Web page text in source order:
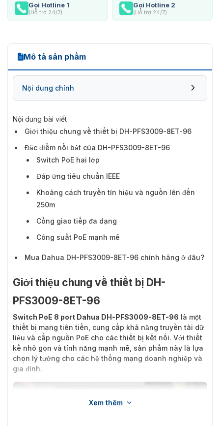
Gọi Hotline 1
(Hỗ trợ 24/7)
Gọi Hotline 2
(Hỗ trợ 24/7)
Mô tả sản phẩm
Nội dung chính
Đặc điểm nổi bật của DH-PFS3009-8ET-96
Nội dung bài viết
Giới thiệu chung về thiết bị DH-PFS3009-8ET-96
Đặc điểm nổi bật của DH-PFS3009-8ET-96
Switch PoE hai lớp
Đáp ứng tiêu chuẩn IEEE
Khoảng cách truyền tín hiệu và nguồn lên đến
250m
Cổng giao tiếp đa dạng
Công suất PoE mạnh mẽ
Mua Dahua DH-PFS3009-8ET-96 chính hãng ở đâu?
Giới thiệu chung về thiết bị DH-
PFS3009-8ET-96
Switch PoE 8 port Dahua DH-PFS3009-8ET-96 là một
thiết bị mạng tiên tiến, cung cấp khả năng truyền tải dữ
liệu và cấp nguồn PoE cho các thiết bị kết nối. Với thiết
kế nhỏ gọn và tính năng mạnh mẽ, sản phẩm này là lựa
chọn lý tưởng cho các hệ thống mạng doanh nghiệp và
gia đình.
Xem thêm